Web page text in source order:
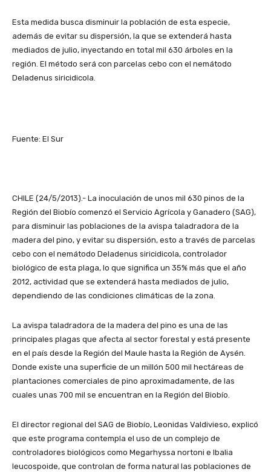
Esta medida busca disminuir la población de esta especie,
además de evitar su dispersión, la que se extenderá hasta
mediados de julio, inyectando en total mil 630 árboles en la
región. El método será con parcelas cebo con el nemátodo
Deladenus siricidicola.
Fuente: El Sur
CHILE (24/5/2013).- La inoculación de unos mil 630 pinos de la
Región del Biobío comenzó el Servicio Agrícola y Ganadero (SAG),
para disminuir las poblaciones de la avispa taladradora de la
madera del pino, y evitar su dispersión, esto a través de parcelas
cebo con el nemátodo Deladenus siricidicola, controlador
biológico de esta plaga, lo que significa un 35% más que el año
2012, actividad que se extenderá hasta mediados de julio,
dependiendo de las condiciones climáticas de la zona.
La avispa taladradora de la madera del pino es una de las
principales plagas que afecta al sector forestal y está presente
en el país desde la Región del Maule hasta la Región de Aysén.
Donde existe una superficie de un millón 500 mil hectáreas de
plantaciones comerciales de pino aproximadamente, de las
cuales unas 700 mil se encuentran en la Región del Biobío.
El director regional del SAG de Biobío, Leonidas Valdivieso, explicó
que este programa contempla el uso de un complejo de
controladores biológicos como Megarhyssa nortoni e Ibalia
leucospoide, que controlan de forma natural las poblaciones de